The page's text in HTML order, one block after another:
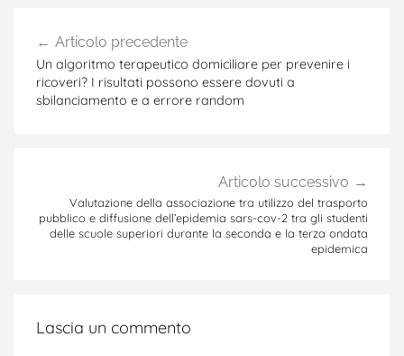
I
D
n
t
articoli
Articolo precedente
Un algoritmo terapeutico domiciliare per prevenire i
ricoveri? I risultati possono essere dovuti a
sbilanciamento e a errore random
Articolo successivo
Valutazione della associazione tra utilizzo del trasporto
pubblico e diffusione dell’epidemia sars-cov-2 tra gli studenti
delle scuole superiori durante la seconda e la terza ondata
epidemica
Lascia un commento